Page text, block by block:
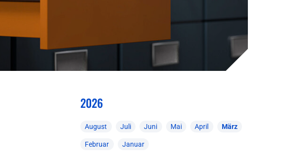
2026
August Juli Juni Mai April März
Februar Januar